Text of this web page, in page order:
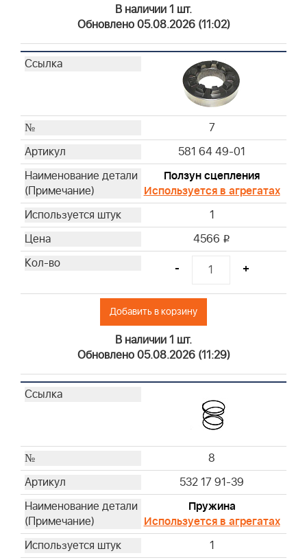
В наличии 1 шт.
Обновлено 05.08.2026 (11:02)
7
581 64 49-01
Ползун сцепления
Используется в агрегатах
1
4566 i
- +
Добавить в корзину
В наличии 1 шт.
Обновлено 05.08.2026 (11:29)
8
532 17 91-39
Пружина
Используется в агрегатах
1